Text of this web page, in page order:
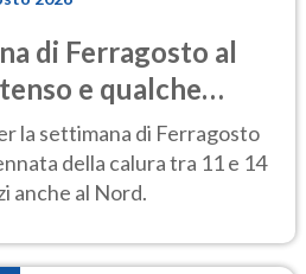
di Ferragosto al
e qualche
la settimana di Ferragosto
della calura tra 11 e 14
anche al Nord.